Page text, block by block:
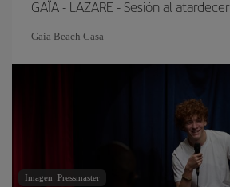
GAÏA - LAZARE - Sesión al atardecer
Gaia Beach Casa
Imagen: Pressmaster